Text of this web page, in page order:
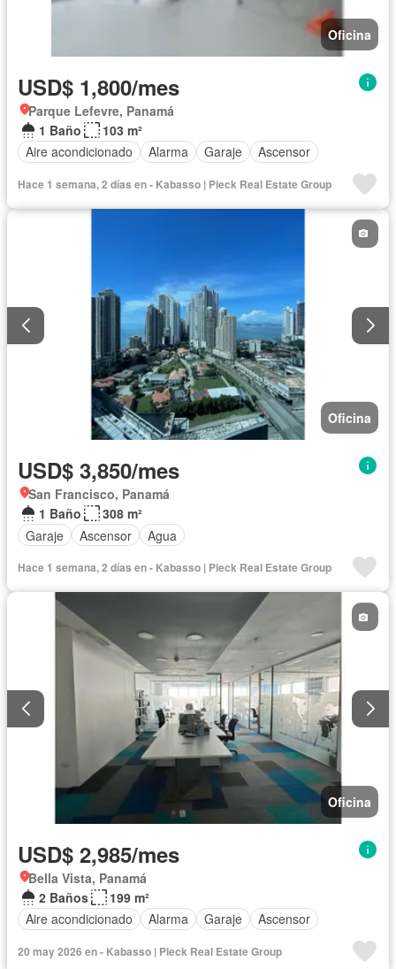
Oficina
USD$ 1,800/mes
Parque Lefevre, Panamá
1 Baño
103 m²
Aire acondicionado
Alarma Garaje Ascensor
Hace 1 semana, 2 días en - Kabasso | Pieck Real Estate Group
Oficina
USD$ 3,850/mes
San Francisco, Panamá
1 Baño
308 m²
Garaje
Ascensor Agua
Hace 1 semana, 2 días en - Kabasso | Pieck Real Estate Group
Oficina
USD$ 2,985/mes
Bella Vista, Panamá
2 Baños
199 m²
Aire acondicionado
Alarma Garaje Ascensor
20 may 2026 en - Kabasso | Pieck Real Estate Group